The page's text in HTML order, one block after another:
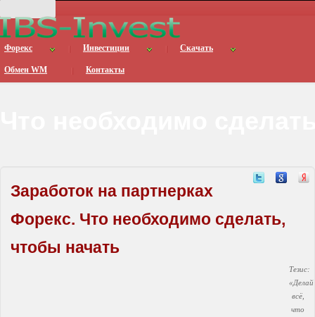
Форекс Инвестиции Скачать
Обмен WM Контакты
Заработок на партнерках
Форекс. Что необходимо сделать,
чтобы начать
Тезис:
«Делай
всё,
что